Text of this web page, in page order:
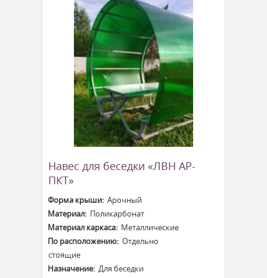
Навес для беседки «ЛВН АР-
ПКТ»
Форма крыши:Арочный
Материал:Поликарбонат
Материал каркаса:Металлические
По расположению:Отдельно
стоящие
Назначение:Для беседки